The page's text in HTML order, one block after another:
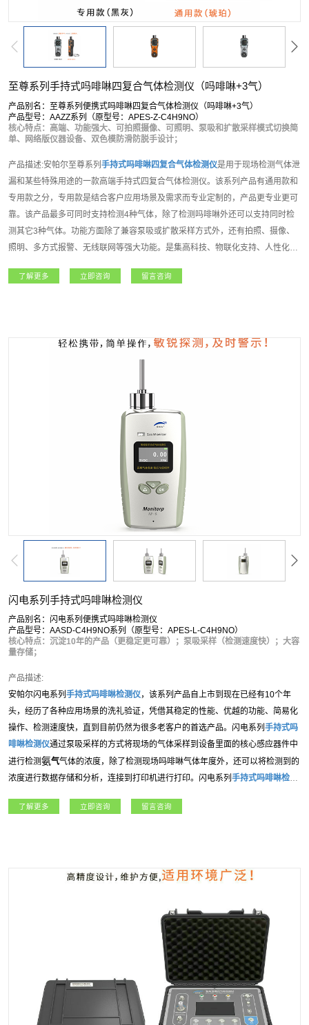
至尊系列手持式吗啡啉四复合气体检测仪（吗啡啉+3气）
产品别名：至尊系列便携式吗啡啉四复合气体检测仪（吗啡啉+3气）
产品型号：AAZZ系列（原型号：APES-Z-C4H9NO）
核心特点：高端、功能强大、可拍照摄像、可照明、泵吸和扩散采样模式切换简
单、网络版仪器设备、双色模防滑防脱手设计；
产品描述:安帕尔至尊系列 手持式吗啡啉四复合气体检测仪是用于现场检测气体泄
漏和某些特殊用途的一款高端手持式四复合气体检测仪。该系列产品有通用款和
专用款之分，专用款是结合客户应用场景及需求而专业定制的，产品更专业更可
靠。该产品最多可同时支持检测4种气体，除了检测吗啡啉外还可以支持同时检
测其它3种气体。功能方面除了兼容泵吸或扩散采样方式外，还有拍照、摄像、
照明、多方式报警、无线联网等强大功能。是集高科技、物联化支持、人性化操
气体检测仪
主要适用于石油石化、化工、燃气、冶金、电力、航天、军工、医
了解更多 立即咨询 留言咨询
闪电系列手持式吗啡啉检测仪
产品别名：闪电系列便携式吗啡啉检测仪
产品型号：AASD-C4H9NO系列（原型号：APES-L-C4H9NO）
核心特点：沉淀10年的产品（更稳定更可靠）；泵吸采样（检测速度快）；大容
量存储；
产品描述:
安帕尔闪电系列 手持式吗啡啉检测仪，该系列产品自上市到现在已经有10个年
头，经历了各种应用场景的洗礼验证，凭借其稳定的性能、优越的功能、简易化
操作、检测速度快，直到目前仍然为很多老客户的首选产品。闪电系列 手持式吗
啡啉检测仪通过泵吸采样的方式将现场的气体采样到设备里面的核心感应器件中
进行检测氨气气体的浓度，除了检测现场吗啡啉气体年度外，还可以将检测到的
浓度进行数据存储和分析，连接到打印机进行打印。闪电系列 手持式吗啡啉检测
所、市政工程等各行业领域。
了解更多 立即咨询 留言咨询